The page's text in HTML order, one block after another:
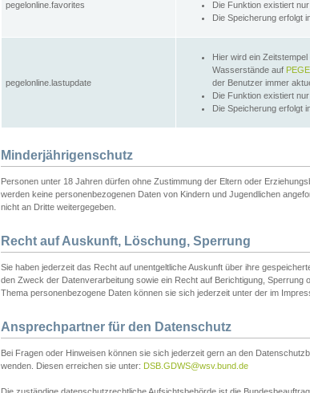
pegelonline.favorites
Die Funktion existiert
Die Speicherung erfolgt
pegelonline.lastupdate
Hier wird ein
Wasserstände auf
der Benutzer immer
Die Funktion existiert
Die Speicherung erfolgt
Minderjährigenschutz
Personen unter 18 Jahren dürfen ohne Zustimmung der Eltern oder
werden keine personenbezogenen Daten von Kindern und Jugendlichen
nicht an Dritte weitergegeben.
Recht auf Auskunft, Löschung, Sperrung
Sie haben jederzeit das Recht auf unentgeltliche Auskunft über ihre
den Zweck der Datenverarbeitung sowie ein Recht auf Berichtigung,
Thema personenbezogene Daten können sie sich jederzeit unter der im
Ansprechpartner für den Datenschutz
Bei Fragen oder Hinweisen können sie sich jederzeit gern an den
wenden. Diesen erreichen sie unter: DSB.GDWS@wsv.bund.de